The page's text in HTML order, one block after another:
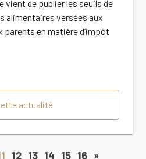
vient de publier les seuils de
alimentaires versées aux
parents en matière d’impôt
actualité
12 13 14 15 16 »